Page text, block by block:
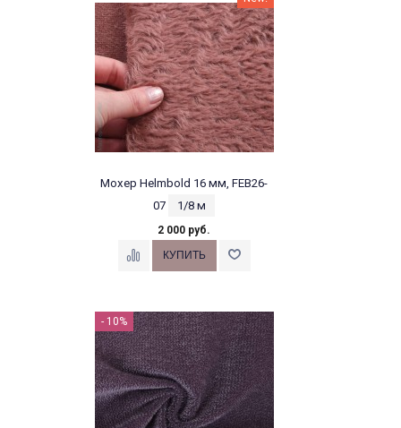
Мохер Helmbold 16 мм, FEB26-
07
1/8 м
2 000 руб.
- 10%